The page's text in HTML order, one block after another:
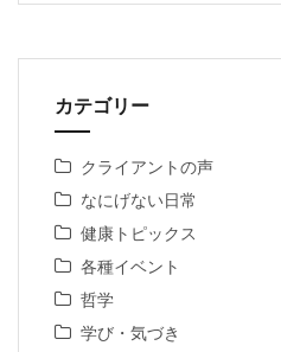
カテゴリー
クライアントの声
なにげない日常
健康トピックス
各種イベント
哲学
学び・気づき